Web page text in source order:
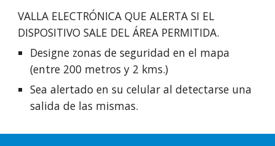
VALLA ELECTRÓNICA QUE ALERTA SI EL
DISPOSITIVO SALE DEL ÁREA PERMITIDA.
Designe zonas de seguridad en el mapa
(entre 200 metros y 2 kms.)
Sea alertado en su celular al detectarse una
salida de las mismas.